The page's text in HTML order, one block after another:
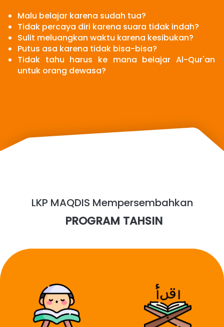
Malu belajar karena sudah tua?
Tidak percaya diri karena suara tidak indah?
Sulit meluangkan waktu karena kesibukan?
Putus asa karena tidak bisa-bisa?
Tidak tahu harus ke mana belajar Al-Qur'an
untuk orang dewasa?
LKP MAQDIS Mempersembahkan
PROGRAM TAHSIN